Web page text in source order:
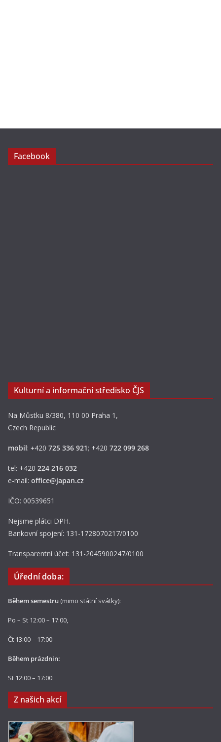
Facebook
Kulturní a informační středisko ČJS
Na Můstku 8/380, 110 00 Praha 1,
Czech Republic
mobil: +420 725 336 921; +420 722 099 268
tel: +420 224 216 032
e-mail: office@japan.cz
IČO: 00539651
Nejsme plátci DPH.
Bankovní spojení: 131-1728070217/0100
Transparentní účet: 131-2045900247/0100
Úřední doba:
Během semestru (mimo státní svátky):
Po – St 12:00 – 17:00,
Čt 13:00 – 17:00
Během prázdnin:
St 12:00 – 17:00
Z našich akcí